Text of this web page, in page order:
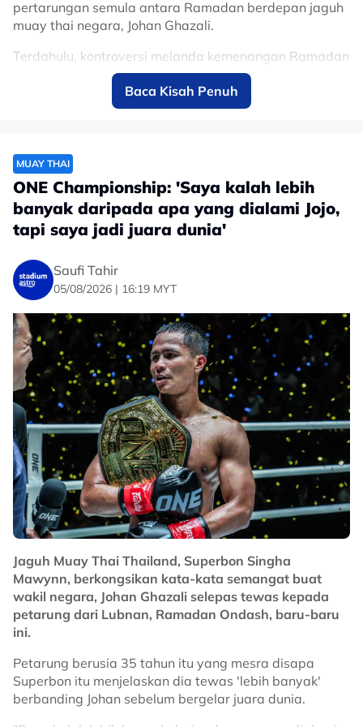
pertarungan semula antara Ramadan berdepan jaguh
muay thai negara, Johan Ghazali.
Terdahulu, kontroversi melanda kemenangan Ramadan
—menerusi split decision— apabila pelindung giginya
terjatuh sebanyak lima kali semasa berdepan Jojo
sekali menimbulkan ketidakpuasan hati ramai
“Kerja saya sudah selesai, tiada pertarungan semula.
Saya akan beli pelindung mulut.” Kongsinya.
No node context available.
Related Topics
#Ramadan Ondash #One Championship #Johan Ghazali
Baca Kisah Penuh
MUAY THAI
ONE Championship: 'Saya kalah lebih
banyak daripada apa yang dialami Jojo,
tapi saya jadi juara dunia'
Saufi Tahir
05/08/2026 | 16:19 MYT
Jaguh Muay Thai Thailand, Superbon Singha
Mawynn, berkongsikan kata-kata semangat buat
wakil negara, Johan Ghazali selepas tewas kepada
petarung dari Lubnan, Ramadan Ondash, baru-baru
ini.
Petarung berusia 35 tahun itu yang mesra disapa
Superbon itu menjelaskan dia tewas 'lebih banyak'
berbanding Johan sebelum bergelar juara dunia.